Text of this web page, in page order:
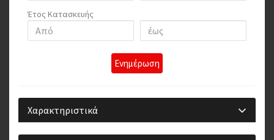
Έτος Κατασκευής
Ενημέρωση
Χαρακτηριστικά